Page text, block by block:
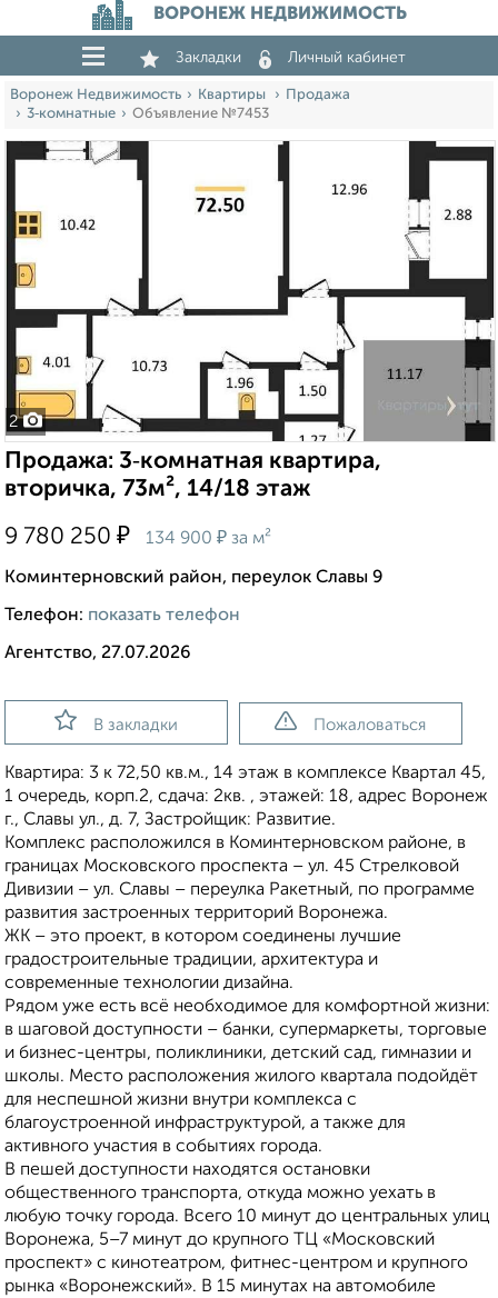
ВОРОНЕЖ НЕДВИЖИМОСТЬ
Закладки Личный кабинет
Воронеж Недвижимость Квартиры
Продажа
3‑комнатные
Объявление №7453
2
Продажа: 3‑комнатная квартира,
вторичка, 73м², 14/18 этаж
9 780 250 ₽ 134 900 ₽ за м²
Коминтерновский район, переулок Славы 9
Телефон: показать телефон
Агентство, 27.07.2026
В закладки Пожаловаться
Квартира: 3 к 72,50 кв.м., 14 этаж в комплексе Квартал 45,
1 очередь, корп.2, сдача: 2кв. , этажей: 18, адрес Воронеж
г., Славы ул., д. 7, Застройщик: Развитие.
Комплекс расположился в Коминтерновском районе, в
границах Московского проспекта – ул. 45 Стрелковой
Дивизии – ул. Славы – переулка Ракетный, по программе
развития застроенных территорий Воронежа.
ЖК – это проект, в котором соединены лучшие
градостроительные традиции, архитектура и
современные технологии дизайна.
Рядом уже есть всё необходимое для комфортной жизни:
в шаговой доступности – банки, супермаркеты, торговые
и бизнес-центры, поликлиники, детский сад, гимназии и
школы. Место расположения жилого квартала подойдёт
для неспешной жизни внутри комплекса с
благоустроенной инфраструктурой, а также для
активного участия в событиях города.
В пешей доступности находятся остановки
общественного транспорта, откуда можно уехать в
любую точку города. Всего 10 минут до центральных улиц
Воронежа, 5–7 минут до крупного ТЦ «Московский
проспект» с кинотеатром, фитнес-центром и крупного
рынка «Воронежский». В 15 минутах на автомобиле